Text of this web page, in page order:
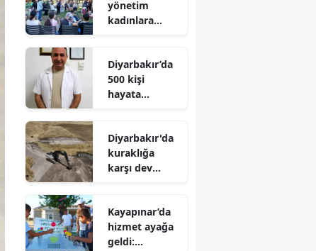
yönetim
kadınlara
Merkezi’nin
rotasını onlar
çizecek
Diyarbakır’da
500 kişi
hayata
bekliyor: Bir
imza binlerce
umut olabilir
Diyarbakır'da
kuraklığa
karşı dev
buluyor
Kayapınar’da
hizmet ayağa
geldi: